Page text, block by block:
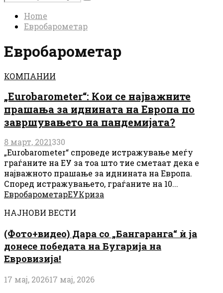
for:
Search
Home
Евробарометар
Евробарометар
КОМПАНИИ
„Eurobarometer“: Кои се најважните
прашања за иднината на Европа по
завршувањето на пандемијата?
8 март, 2021330
„Eurobarometer“ спроведе истражување меѓу
граѓаните на ЕУ за тоа што тие сметаат дека е
најважното прашање за иднината на Европа.
Според истражувањето, граѓаните на 10...
ЕвробарометарЕУКриза
НАЈНОВИ ВЕСТИ
(Фото+видео) Дара со „Бангаранга“ ѝ ја
донесе победата на Бугарија на
Евровизија!
17 мај, 202617 мај, 2026